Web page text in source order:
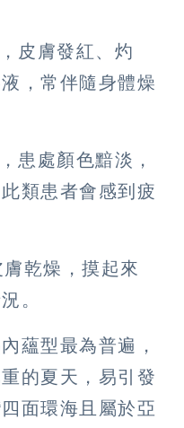
皮膚發紅、灼
，常伴隨身體燥
患處顏色黯淡，
類患者會感到疲
乾燥，摸起來
。
蘊型最為普遍，
的夏天，易引發
面環海且屬於亞